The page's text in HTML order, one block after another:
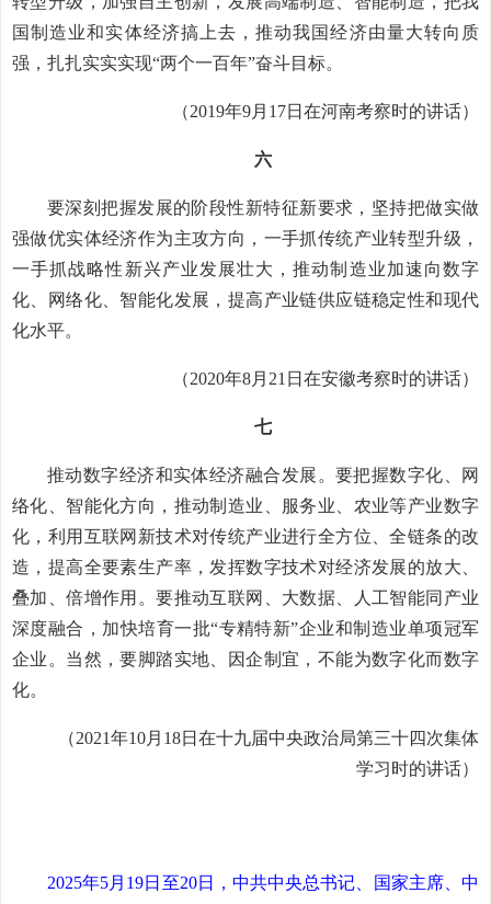
国制造业和实体经济搞上去，推动我国经济由量大转向质
强，扎扎实实实现“两个一百年”奋斗目标。
（2019年9月17日在河南考察时的讲话）
六
要深刻把握发展的阶段性新特征新要求，坚持把做实做
强做优实体经济作为主攻方向，一手抓传统产业转型升级，
一手抓战略性新兴产业发展壮大，推动制造业加速向数字
化、网络化、智能化发展，提高产业链供应链稳定性和现代
化水平。
（2020年8月21日在安徽考察时的讲话）
七
推动数字经济和实体经济融合发展。要把握数字化、网
络化、智能化方向，推动制造业、服务业、农业等产业数字
化，利用互联网新技术对传统产业进行全方位、全链条的改
造，提高全要素生产率，发挥数字技术对经济发展的放大、
叠加、倍增作用。要推动互联网、大数据、人工智能同产业
深度融合，加快培育一批“专精特新”企业和制造业单项冠军
企业。当然，要脚踏实地、因企制宜，不能为数字化而数字
化。
（2021年10月18日在十九届中央政治局第三十四次集体
学习时的讲话）
2025年5月19日至20日，中共中央总书记、国家主席、中